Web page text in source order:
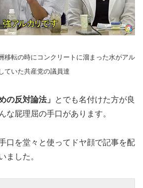
移転の時にコンクリートに溜まった水がアル
ていた共産党の議員達
の反対論法」
とでも名付けた方が良
な屁理屈の手口があります。
口を堂々と使ってドヤ顔で記事を配
ました。